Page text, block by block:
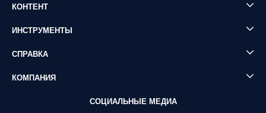
КОНТЕНТ
ИНСТРУМЕНТЫ
СПРАВКА
КОМПАНИЯ
СОЦИАЛЬНЫЕ МЕДИА